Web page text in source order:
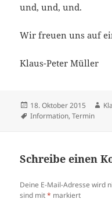
und, und, und.
Wir freuen uns auf
Klaus-Peter Müller
Veröffentlicht
am
18. Oktober 2015
Schlagwörter
Information,Termin
Schreibe einen
Deine E-Mail-Adresse wird
sind mit* markiert